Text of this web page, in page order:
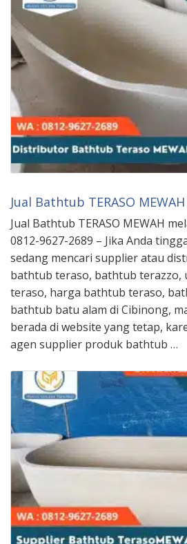
Jual Bathtub TERASO
Jual Bathtub TERASO MEWAH
0812-9627-2689 – Jika Anda
sedang mencari supplier atau
bathtub teraso, bathtub terazzo,
teraso, harga bathtub teraso,
bathtub batu alam di Cibinong,
berada di website yang tetap,
agen supplier produk bathtub …